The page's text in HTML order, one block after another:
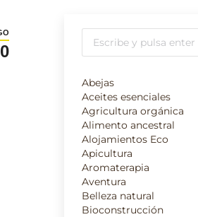
Buscar:
Abejas
Aceites esenciales
Agricultura orgánica
Alimento ancestral
Alojamientos Eco
Apicultura
Aromaterapia
Aventura
Belleza natural
Bioconstrucción